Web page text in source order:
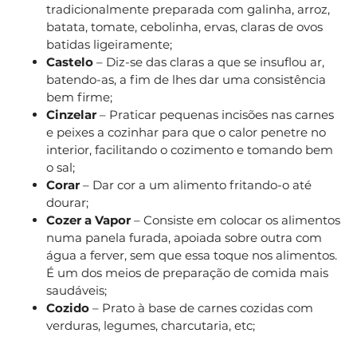
tradicionalmente preparada com galinha, arroz,
batata, tomate, cebolinha, ervas, claras de ovos
batidas ligeiramente;
Castelo – Diz-se das claras a que se insuflou ar,
batendo-as, a fim de lhes dar uma consistência
bem firme;
Cinzelar – Praticar pequenas incisões nas carnes
e peixes a cozinhar para que o calor penetre no
interior, facilitando o cozimento e tomando bem
o sal;
Corar – Dar cor a um alimento fritando-o até
dourar;
Cozer a Vapor – Consiste em colocar os alimentos
numa panela furada, apoiada sobre outra com
água a ferver, sem que essa toque nos alimentos.
É um dos meios de preparação de comida mais
saudáveis;
Cozido – Prato à base de carnes cozidas com
verduras, legumes, charcutaria, etc;